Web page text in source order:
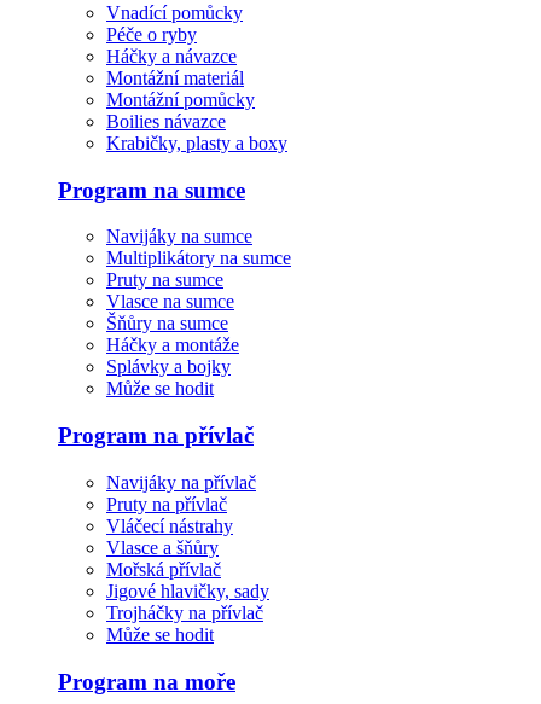
Vnadící pomůcky
Péče o ryby
Háčky a návazce
Montážní materiál
Montážní pomůcky
Boilies návazce
Krabičky, plasty a boxy
Program na sumce
Navijáky na sumce
Multiplikátory na sumce
Pruty na sumce
Vlasce na sumce
Šňůry na sumce
Háčky a montáže
Splávky a bojky
Může se hodit
Program na přívlač
Navijáky na přívlač
Pruty na přívlač
Vláčecí nástrahy
Vlasce a šňůry
Mořská přívlač
Jigové hlavičky, sady
Trojháčky na přívlač
Může se hodit
Program na moře